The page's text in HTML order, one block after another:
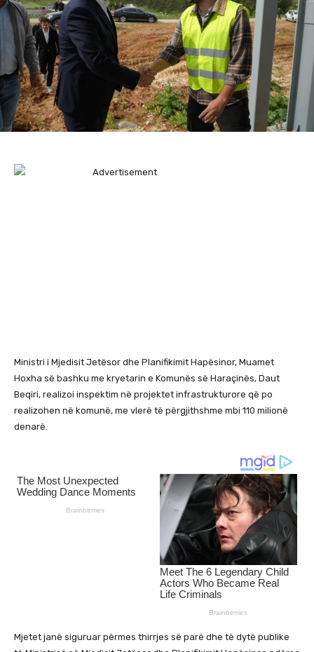
Ministri i Mjedisit Jetësor dhe Planifikimit Hapësinor, Muamet
Hoxha së bashku me kryetarin e Komunës së Haraçinës, Daut
Beqiri, realizoi inspektim në projektet infrastrukturore që po
realizohen në komunë, me vlerë të përgjithshme mbi 110 milionë
denarë.
Mjetet janë siguruar përmes thirrjes së parë dhe të dytë publike